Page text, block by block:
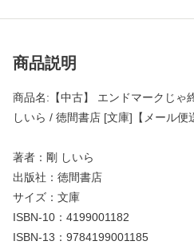
商品説明
商品名:【中古】 エンドマークじゃ
しいら / 徳間書店 [文庫]【メール便
著者：剛 しいら
出版社：徳間書店
サイズ：文庫
ISBN-10：4199001182
ISBN-13：9784199001185